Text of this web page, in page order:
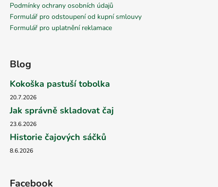
Podmínky ochrany osobních údajů
Formulář pro odstoupení od kupní smlouvy
Formulář pro uplatnění reklamace
Blog
Kokoška pastuší tobolka
20.7.2026
Jak správně skladovat čaj
23.6.2026
Historie čajových sáčků
8.6.2026
Facebook